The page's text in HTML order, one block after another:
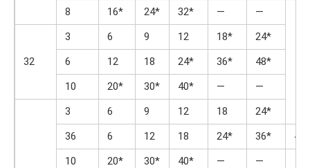
8
16* 24* 32* — —
32
3 6 9 12 18*
24*
6
12 18 24* 36*
48*
10
20* 30* 40* —
—
3
6 9 12 18
24*
36
6 12 18 24* 36*
48*
10
20* 30* 40* — —